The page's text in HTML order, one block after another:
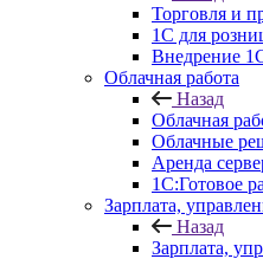
Торговля и
1С для
Внедрение
Облачная работа
Назад
Облачная
Облачные
Аренда
1C:Готовое
Зарплата,
Назад
Зарплата,